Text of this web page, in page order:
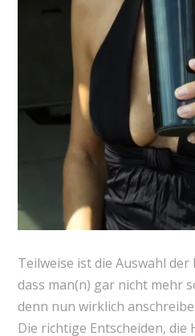
Teilweise ist die Auswahl
dass man(n) gar nicht mehr
denn nun wirklich
Die richtige Entscheiden, die